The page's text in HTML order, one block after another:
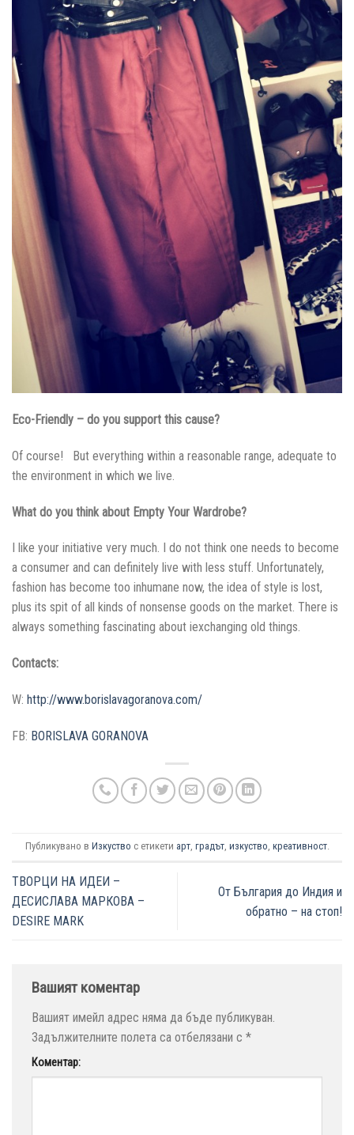
Eco-Friendly – do you support this cause?
Of course! But everything within a reasonable range, adequate to
the environment in which we live.
What do you think about Empty Your Wardrobe?
I like your initiative very much. I do not think one needs to become
a consumer and can definitely live with less stuff. Unfortunately,
fashion has become too inhumane now, the idea of style is lost,
plus its spit of all kinds of nonsense goods on the market. There is
always something fascinating about iexchanging old things.
Contacts:
W: http://www.borislavagoranova.com/
FB: BORISLAVA GORANOVA
Публикувано в Изкуство с етикети арт, градът, изкуство, креативност.
ТВОРЦИ НА ИДЕИ –
ДЕСИСЛАВА МАРКОВА –
DESIRE MARK
От България до Индия и
обратно – на стоп!
Вашият коментар
Вашият имейл адрес няма да бъде публикуван.
Задължителните полета са отбелязани с *
Коментар: